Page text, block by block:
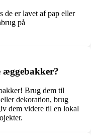
de er lavet af pap eller
på
æggebakker?
Brug dem til
dekoration, brug
dem videre til en lokal